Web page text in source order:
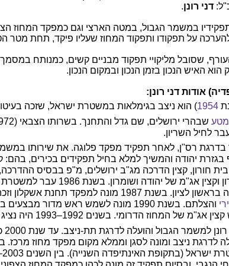
דני רונן.
בתפקידיו במשמר הגבול, במטה הארצי וגם כמפקד המחוז
על תפקודו ותפקוד המחוז שעליו פיקד, תחת מטר
שסובל מליקויי תפקוד מבניים קשים, כמנותח
האיש הנכון בזמן הנכון ובמקום הנכון.
אודות דני רונן:
1954) הוא ניצב בגימלאות במשטרת ישראל, שזכה
מטע
לחיל השריון.
בגזרת יהודה והמשיך למלא בחיל תפקידים בכירים, בהם:
חורון, קצין הדרכה מג"ב ירושלים, מ"פ בבסיס
ההדרכה בית חורון וקצין
וכסגן מפקד תחנה בראשון לציון. בשנת 1987
ירי
והצלתם. בשנת 1990 מונה לשמש ראש
הדרומי. בשנים 1992–1993 היה נציג המשטרה בצוות ההקמה של פיקוד העורף.